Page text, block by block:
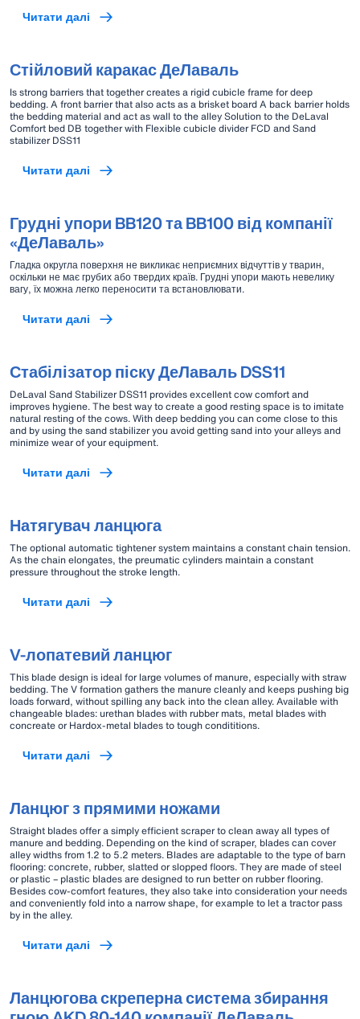
Читати далі
Стійловий каракас ДеЛаваль
Is strong barriers that together creates a rigid cubicle frame for deep
bedding. A front barrier that also acts as a brisket board A back barrier holds
the bedding material and act as wall to the alley Solution to the DeLaval
Comfort bed DB together with Flexible cubicle divider FCD and Sand
stabilizer DSS11
Читати далі
Грудні упори BB120 та BB100 від компанії
«ДеЛаваль»
Гладка округла поверхня не викликає неприємних відчуттів у тварин,
оскільки не має грубих або твердих країв. Грудні упори мають невелику
вагу, їх можна легко переносити та встановлювати.
Читати далі
Стабілізатор піску ДеЛаваль DSS11
DeLaval Sand Stabilizer DSS11 provides excellent cow comfort and
improves hygiene. The best way to create a good resting space is to imitate
natural resting of the cows. With deep bedding you can come close to this
and by using the sand stabilizer you avoid getting sand into your alleys and
minimize wear of your equipment.
Читати далі
Натягувач ланцюга
The optional automatic tightener system maintains a constant chain tension.
As the chain elongates, the preumatic cylinders maintain a constant
pressure throughout the stroke length.
Читати далі
V-лопатевий ланцюг
This blade design is ideal for large volumes of manure, especially with straw
bedding. The V formation gathers the manure cleanly and keeps pushing big
loads forward, without spilling any back into the clean alley. Available with
changeable blades: urethan blades with rubber mats, metal blades with
concreate or Hardox-metal blades to tough condititions.
Читати далі
Ланцюг з прямими ножами
Straight blades offer a simply efficient scraper to clean away all types of
manure and bedding. Depending on the kind of scraper, blades can cover
alley widths from 1.2 to 5.2 meters. Blades are adaptable to the type of barn
flooring: concrete, rubber, slatted or slopped floors. They are made of steel
or plastic – plastic blades are designed to run better on rubber flooring.
Besides cow-comfort features, they also take into consideration your needs
and conveniently fold into a narrow shape, for example to let a tractor pass
by in the alley.
Читати далі
Ланцюгова скреперна система збирання